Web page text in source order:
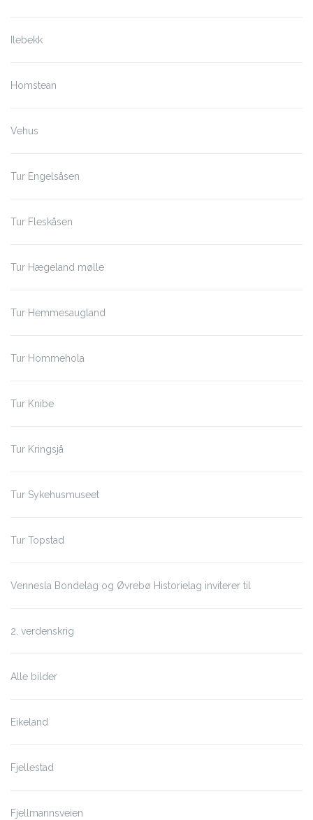
Ilebekk
Homstean
Vehus
Tur Engelsåsen
Tur Fleskåsen
Tur Hægeland mølle
Tur Hemmesaugland
Tur Hommehola
Tur Knibe
Tur Kringsjå
Tur Sykehusmuseet
Tur Topstad
Vennesla Bondelag og Øvrebø Historielag inviterer til
2. verdenskrig
Alle bilder
Eikeland
Fjellestad
Fjellmannsveien